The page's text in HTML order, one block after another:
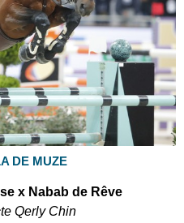
DE MUZE
x Nabab de Rêve
Qerly Chin